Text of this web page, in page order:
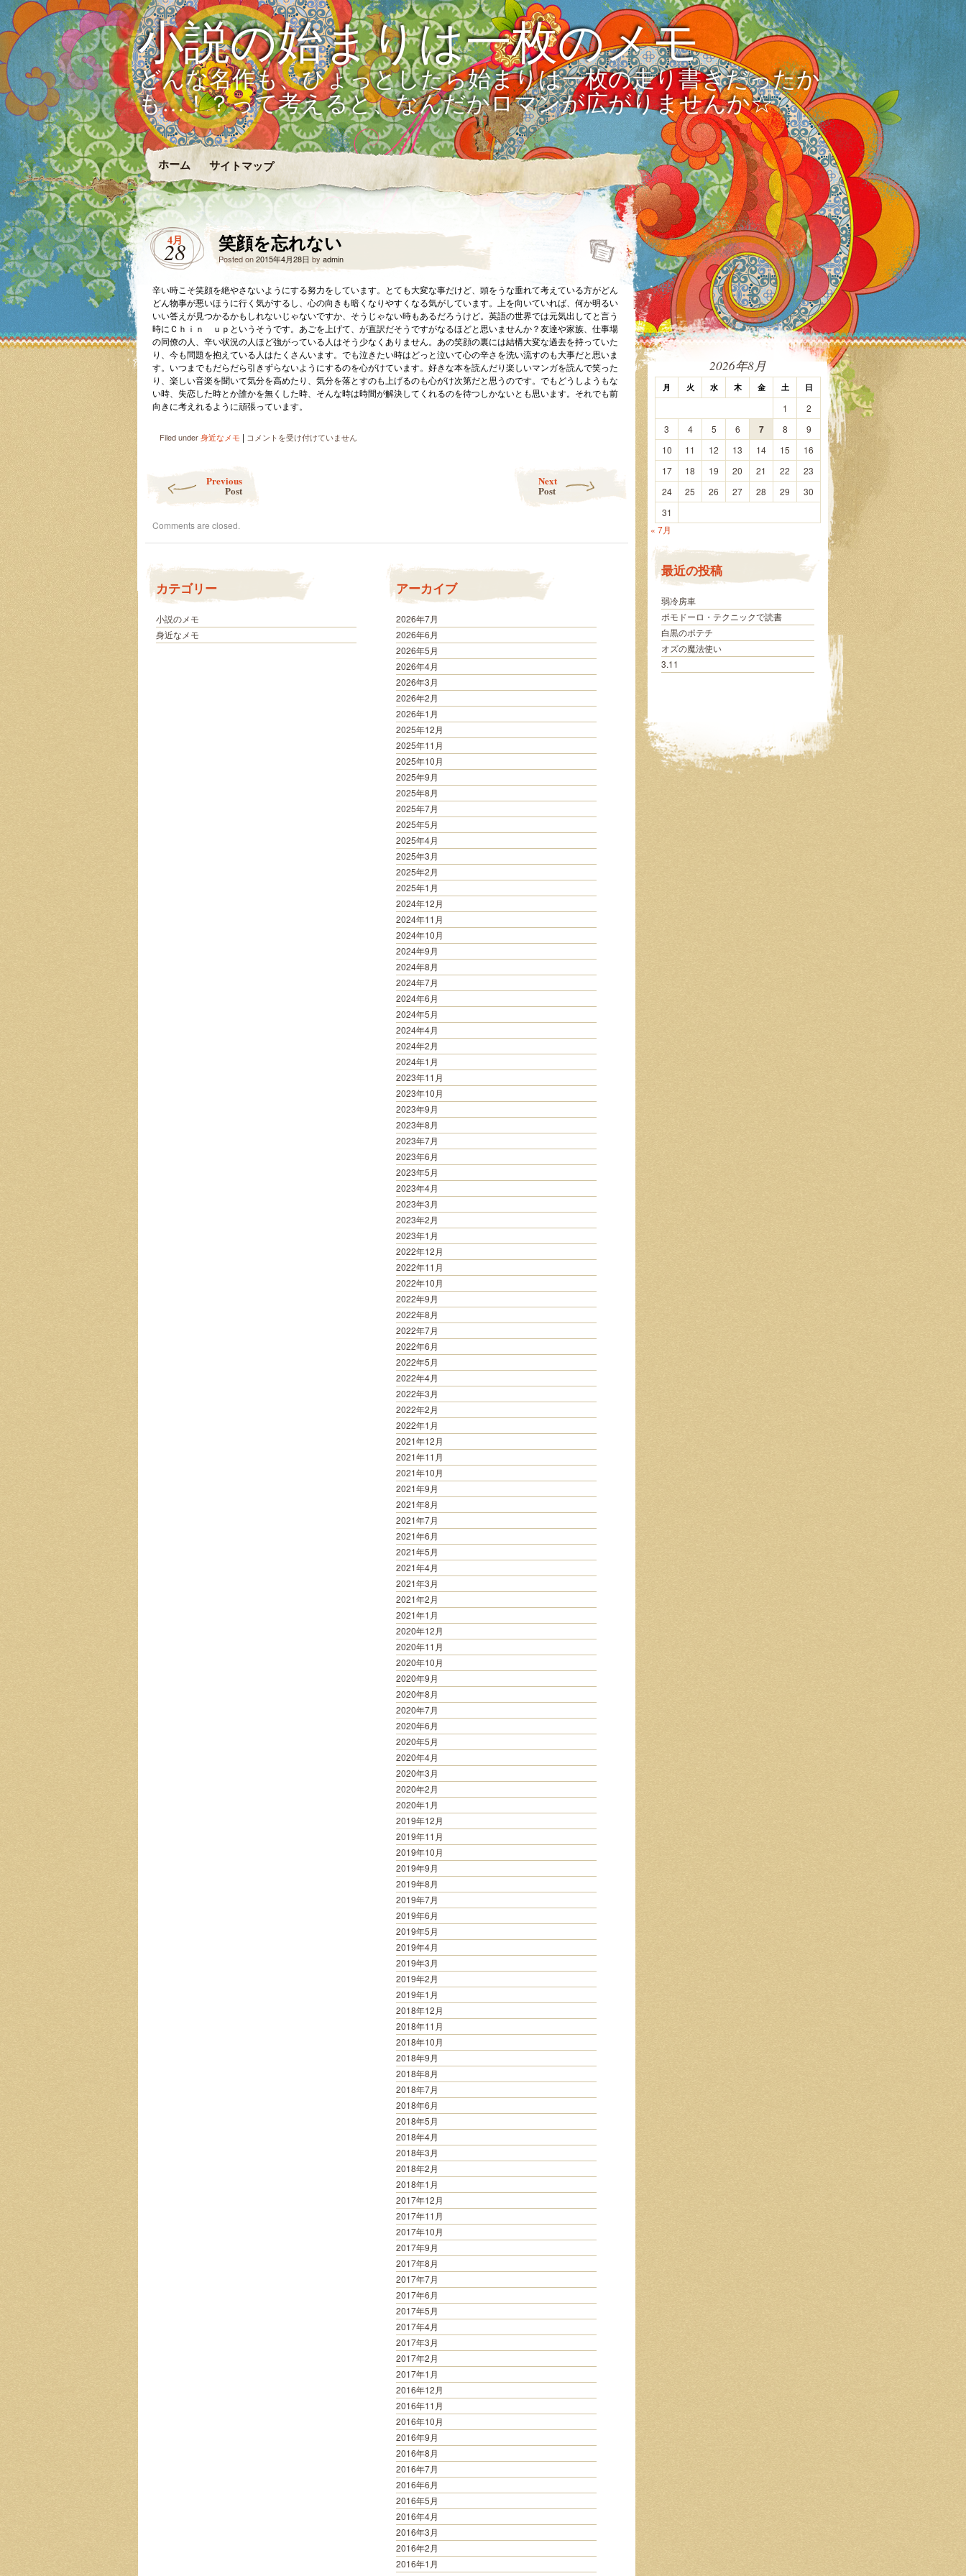
小説の始まりは一枚のメモ
どんな名作も、ひょっとしたら始まりは一枚の走り書きだったか
も…！？って考えると、なんだかロマンが広がりませんか☆
ホーム サイトマップ
4月
28 笑顔を忘れない
Posted on2015年4月28日 by admin
辛い時こそ笑顔を絶やさないようにする努力をしています。とても大変な事だけど、頭をうな垂れて考えている方がどん
どん物事が悪いほうに行く気がするし、心の向きも暗くなりやすくなる気がしています。上を向いていれば、何か明るい
いい答えが見つかるかもしれないじゃないですか、そうじゃない時もあるだろうけど。英語の世界では元気出してと言う
時にＣｈｉｎ ｕｐというそうです。あごを上げて、が直訳だそうですがなるほどと思いませんか？友達や家族、仕事場
の同僚の人、辛い状況の人ほど強がっている人はそう少なくありません。あの笑顔の裏には結構大変な過去を持っていた
り、今も問題を抱えている人はたくさんいます。でも泣きたい時はどっと泣いて心の辛さを洗い流すのも大事だと思いま
す。いつまでもだらだら引きずらないようにするのを心がけています。好きな本を読んだり楽しいマンガを読んで笑った
り、楽しい音楽を聞いて気分を高めたり、気分を落とすのも上げるのも心がけ次第だと思うのです。でもどうしようもな
い時、失恋した時とか誰かを無くした時、そんな時は時間が解決してくれるのを待つしかないとも思います。それでも前
向きに考えれるように頑張っています。
Filed under身近なメモ | 笑
な
コメントを受け付けていません
Previous
Post
Next
Post
Comments are closed.
カテゴリー
小説のメモ
身近なメモ
アーカイブ
2026年7月
2026年6月
2026年5月
2026年4月
2026年3月
2026年2月
2026年1月
2025年12月
2025年11月
2025年10月
2025年9月
2025年8月
2025年7月
2025年5月
2025年4月
2025年3月
2025年2月
2025年1月
2024年12月
2024年11月
2024年10月
2024年9月
2024年8月
2024年7月
2024年6月
2024年5月
2024年4月
2024年2月
2024年1月
2023年11月
2023年10月
2023年9月
2023年8月
2023年7月
2023年6月
2023年5月
2023年4月
2023年3月
2023年2月
2023年1月
2022年12月
2022年11月
2022年10月
2022年9月
2022年8月
2022年7月
2022年6月
2022年5月
2022年4月
2022年3月
2022年2月
2022年1月
2021年12月
2021年11月
2021年10月
2021年9月
2021年8月
2021年7月
2021年6月
2021年5月
2021年4月
2021年3月
2021年2月
2021年1月
2020年12月
2020年11月
2020年10月
2020年9月
2020年8月
2020年7月
2020年6月
2020年5月
2020年4月
2020年3月
2020年2月
2020年1月
2019年12月
2019年11月
2019年10月
2019年9月
2019年8月
2019年7月
2019年6月
2019年5月
2019年4月
2019年3月
2019年2月
2019年1月
2018年12月
2018年11月
2018年10月
2018年9月
2018年8月
2018年7月
2018年6月
2018年5月
2018年4月
2018年3月
2018年2月
2018年1月
2017年12月
2017年11月
2017年10月
2017年9月
2017年8月
2017年7月
2017年6月
2017年5月
2017年4月
2017年3月
2017年2月
2017年1月
2016年12月
2016年11月
2016年10月
2016年9月
2016年8月
2016年7月
2016年6月
2016年5月
2016年4月
2016年3月
2016年2月
2016年1月
2026年8月
月 火 水 木 金 土 日
1
2
3
4 5 6 7 8
9
10
11 12 13 14 15
16
17
18 19 20 21 22
23
24
25 26 27 28 29
30
31
« 7月
最近の投稿
弱冷房車
ポモドーロ・テクニックで読書
白黒のポテチ
オズの魔法使い
3.11